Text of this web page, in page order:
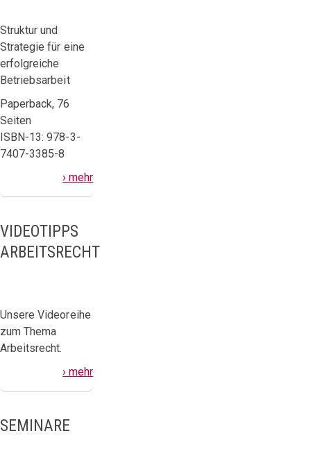
Struktur und
Strategie für eine
erfolgreiche
Betriebsarbeit
Paperback, 76
Seiten
ISBN-13: 978-3-
7407-3385-8
› mehr
VIDEOTIPPS
ARBEITSRECHT
Unsere Videoreihe
zum Thema
Arbeitsrecht.
› mehr
SEMINARE